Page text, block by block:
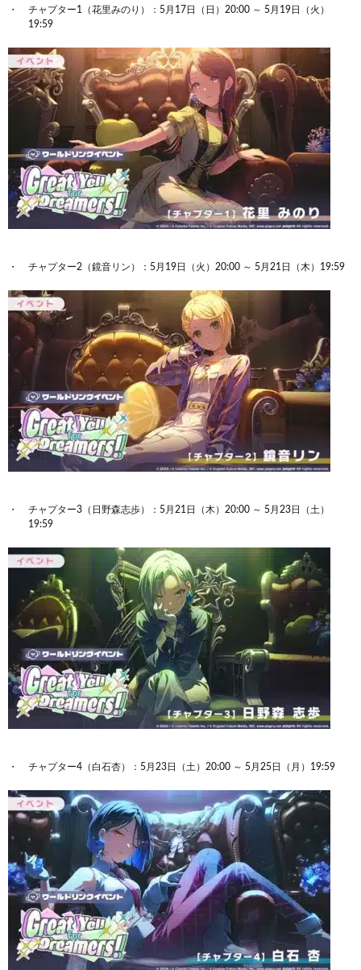
チャプター1（花里みのり）：5月17日（日）20:00 ～ 5月19日（火）
19:59
チャプター2（鏡音リン）：5月19日（火）20:00 ～ 5月21日（木）19:59
チャプター3（日野森志歩）：5月21日（木）20:00 ～ 5月23日（土）
19:59
チャプター4（白石杏）：5月23日（土）20:00 ～ 5月25日（月）19:59